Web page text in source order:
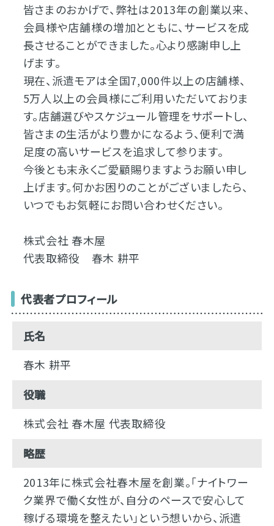
皆さまのおかげで、弊社は2013年の創業以来、
会員様や店舗様の増加とともに、サービスを成
長させることができました。心より感謝申し上
げます。
現在、派遣モアは全国7,000件以上の店舗様、
5万人以上の会員様にご利用いただいておりま
す。店舗選びやスケジュール管理をサポートし、
皆さまの生活がより豊かになるよう、便利で満
足度の高いサービスを追求して参ります。
今後とも末永くご愛顧賜りますようお願い申し
上げます。何かお困りのことがございましたら、
いつでもお気軽にお問い合わせください。
株式会社 春木屋
代表取締役 春木 耕平
代表者プロフィール
氏名
春木 耕平
役職
株式会社 春木屋 代表取締役
略歴
2013年に株式会社春木屋を創業。「ナイトワー
ク業界で働く女性が、自分のペースで安心して
稼げる環境を整えたい」という想いから、派遣